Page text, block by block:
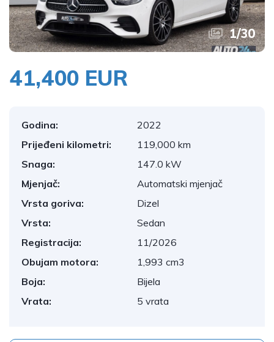
1/30
41,400 EUR
Godina:
2022
Prijeđeni kilometri:
119,000 km
Snaga:
147.0 kW
Mjenjač:
Automatski mjenjač
Vrsta goriva:
Dizel
Vrsta:
Sedan
Registracija:
11/2026
Obujam motora:
1,993 cm3
Boja:
Bijela
Vrata:
5 vrata